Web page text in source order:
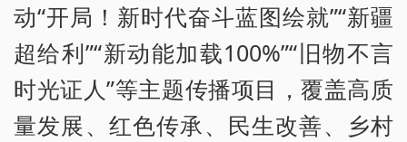
动“开局！新时代奋斗蓝图绘就”“新疆
超给利”“新动能加载100%”“旧物不言
时光证人”等主题传播项目，覆盖高质
量发展、红色传承、民生改善、乡村